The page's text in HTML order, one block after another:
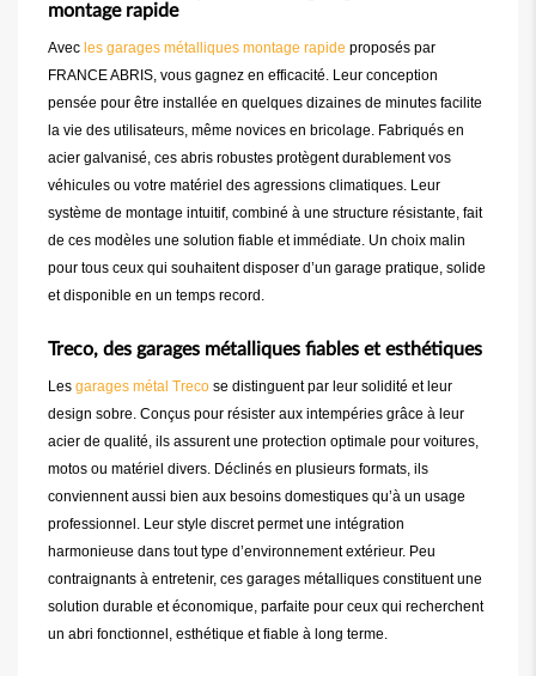
montage rapide
Avec les garages métalliques montage rapide proposés par
FRANCE ABRIS, vous gagnez en efficacité. Leur conception
pensée pour être installée en quelques dizaines de minutes facilite
la vie des utilisateurs, même novices en bricolage. Fabriqués en
acier galvanisé, ces abris robustes protègent durablement vos
véhicules ou votre matériel des agressions climatiques. Leur
système de montage intuitif, combiné à une structure résistante, fait
de ces modèles une solution fiable et immédiate. Un choix malin
pour tous ceux qui souhaitent disposer d’un garage pratique, solide
et disponible en un temps record.
Treco, des garages métalliques fiables et esthétiques
Les garages métal Treco se distinguent par leur solidité et leur
design sobre. Conçus pour résister aux intempéries grâce à leur
acier de qualité, ils assurent une protection optimale pour voitures,
motos ou matériel divers. Déclinés en plusieurs formats, ils
conviennent aussi bien aux besoins domestiques qu’à un usage
professionnel. Leur style discret permet une intégration
harmonieuse dans tout type d’environnement extérieur. Peu
contraignants à entretenir, ces garages métalliques constituent une
solution durable et économique, parfaite pour ceux qui recherchent
un abri fonctionnel, esthétique et fiable à long terme.